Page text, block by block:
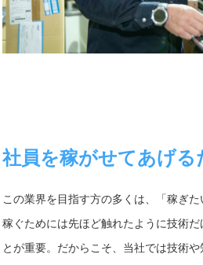
社員を稼がせてあげる
この業界を目指す方の多くは、「稼ぎ
稼ぐためには先ほど触れたように技術
とが重要。だからこそ、当社では技術